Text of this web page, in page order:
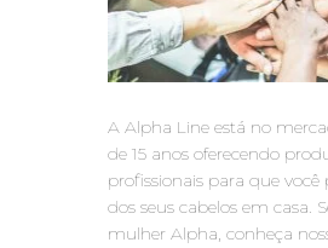
A Alpha Line está no
de 15 anos oferecendo
profissionais para que você
dos seus cabelos em casa.
mulher Alpha, conheça